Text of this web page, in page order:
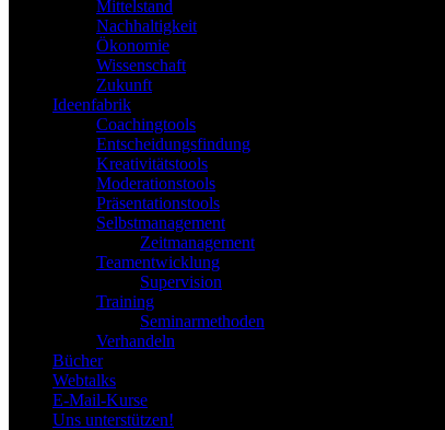
Mittelstand
Nachhaltigkeit
Ökonomie
Wissenschaft
Zukunft
Ideenfabrik
Coachingtools
Entscheidungsfindung
Kreativitätstools
Moderationstools
Präsentationstools
Selbstmanagement
Zeitmanagement
Teamentwicklung
Supervision
Training
Seminarmethoden
Verhandeln
Bücher
Webtalks
E-Mail-Kurse
Uns unterstützen!